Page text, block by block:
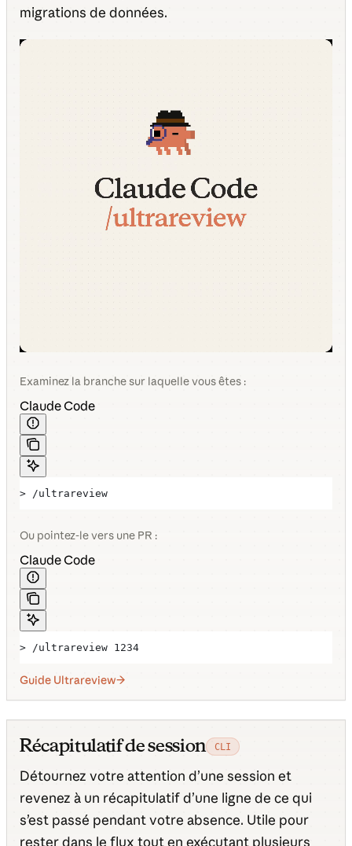
migrations de données.
Examinez la branche sur laquelle vous êtes :
Claude Code
> /ultrareview
Ou pointez-le vers une PR :
Claude Code
> /ultrareview 1234
Guide Ultrareview
Récapitulatif de session CLI
Détournez votre attention d’une session et
revenez à un récapitulatif d’une ligne de ce qui
s’est passé pendant votre absence. Utile pour
rester dans le flux tout en exécutant plusieurs